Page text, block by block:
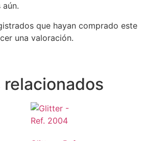
que hayan comprado este
una valoración.